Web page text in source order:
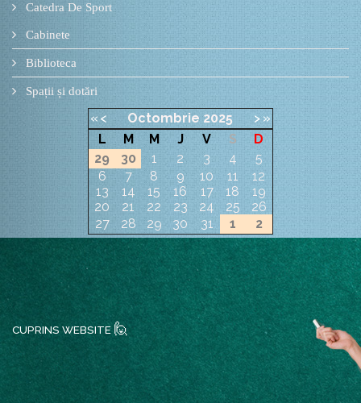
Catedra De Sport
Cabinete
Biblioteca
Spații și dotări
« < Octombrie 2025 > »
L
M M J V S
D
29
30 1 2 3 4
5
6
7 8 9 10 11
12
13
14 15 16 17 18
19
20
21 22 23 24 25
26
27
28 29 30 31 1 2
CUPRINS WEBSITE 🙋